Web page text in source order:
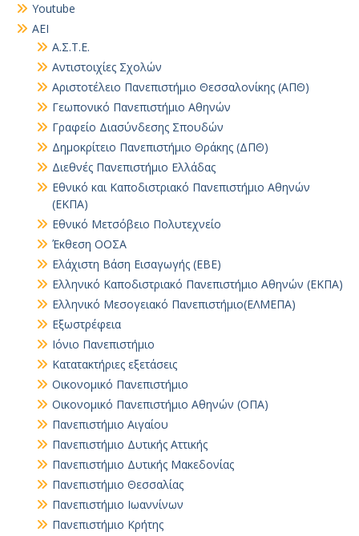
Youtube
ΑΕΙ
Α.Σ.Τ.Ε.
Αντιστοιχίες Σχολών
Αριστοτέλειο Πανεπιστήμιο Θεσσαλονίκης (ΑΠΘ)
Γεωπονικό Πανεπιστήμιο Αθηνών
Γραφείο Διασύνδεσης Σπουδών
Δημοκρίτειο Πανεπιστήμιο Θράκης (ΔΠΘ)
Διεθνές Πανεπιστήμιο Ελλάδας
Εθνικό και Καποδιστριακό Πανεπιστήμιο Αθηνών
(ΕΚΠΑ)
Εθνικό Μετσόβειο Πολυτεχνείο
Έκθεση ΟΟΣΑ
Ελάχιστη Βάση Εισαγωγής (ΕΒΕ)
Ελληνικό Καποδιστριακό Πανεπιστήμιο Αθηνών (ΕΚΠΑ)
Ελληνικό Μεσογειακό Πανεπιστήμιο(ΕΛΜΕΠΑ)
Εξωστρέφεια
Ιόνιο Πανεπιστήμιο
Κατατακτήριες εξετάσεις
Οικονομικό Πανεπιστήμιο
Οικονομικό Πανεπιστήμιο Αθηνών (ΟΠΑ)
Πανεπιστήμιο Αιγαίου
Πανεπιστήμιο Δυτικής Αττικής
Πανεπιστήμιο Δυτικής Μακεδονίας
Πανεπιστήμιο Θεσσαλίας
Πανεπιστήμιο Ιωαννίνων
Πανεπιστήμιο Κρήτης